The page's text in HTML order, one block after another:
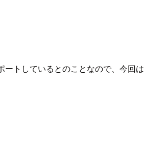
トしているとのことなので、今回は